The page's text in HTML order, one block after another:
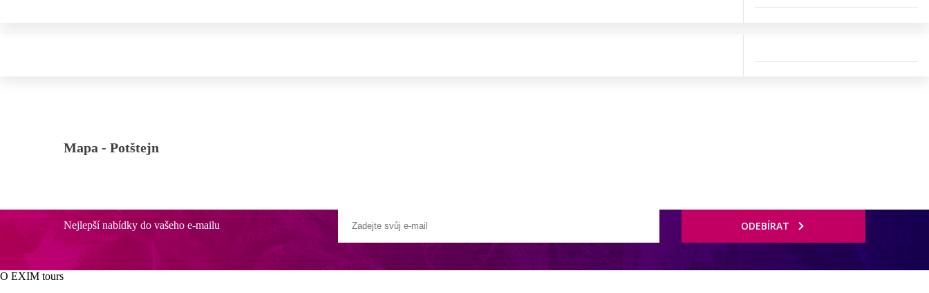
Mapa - Potštejn
Nejlepší nabídky do vašeho e-mailu ODEBÍRAT
O EXIM tours